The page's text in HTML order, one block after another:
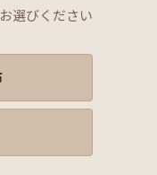
選びください